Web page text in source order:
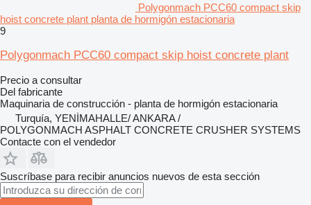
Polygonmach PCC60 compact skip
hoist concrete plant planta de hormigón estacionaria
9
Polygonmach PCC60 compact skip hoist concrete plant
Precio a consultar
Del fabricante
Maquinaria de construcción - planta de hormigón estacionaria
Turquía, YENİMAHALLE/ ANKARA /
POLYGONMACH ASPHALT CONCRETE CRUSHER SYSTEMS
Contacte con el vendedor
Suscríbase para recibir anuncios nuevos de esta sección